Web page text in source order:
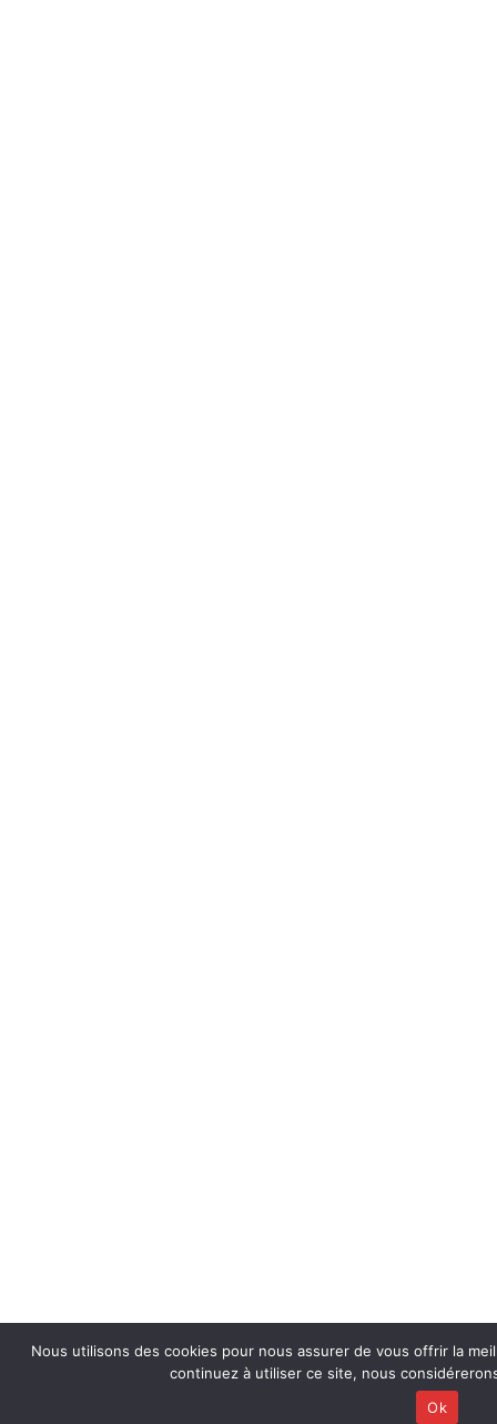
Nous utilisons des cookies pour nous assurer de vous offrir la
continuez à utiliser ce site, nous
Ok